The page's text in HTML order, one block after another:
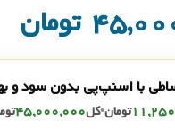
تومان
با اسنپ‌پی بدون سود و
تومان•کل۴۵,۰۰۰,۰۰۰